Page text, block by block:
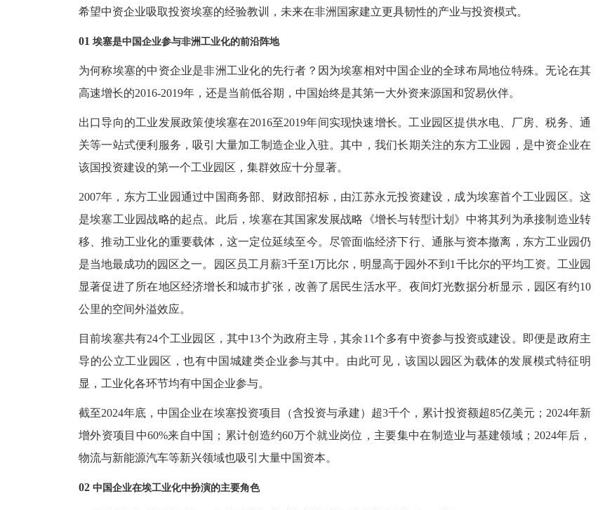
希望中资企业吸取投资埃塞的经验教训，未来在非洲国家建立更具韧性的产业与投资模式。
01 埃塞是中国企业参与非洲工业化的前沿阵地
为何称埃塞的中资企业是非洲工业化的先行者？因为埃塞相对中国企业的全球布局地位特殊。无论在其
高速增长的2016-2019年，还是当前低谷期，中国始终是其第一大外资来源国和贸易伙伴。
出口导向的工业发展政策使埃塞在2016至2019年间实现快速增长。工业园区提供水电、厂房、税务、通
关等一站式便利服务，吸引大量加工制造企业入驻。其中，我们长期关注的东方工业园，是中资企业在
该国投资建设的第一个工业园区，集群效应十分显著。
2007年，东方工业园通过中国商务部、财政部招标，由江苏永元投资建设，成为埃塞首个工业园区。这
是埃塞工业园战略的起点。此后，埃塞在其国家发展战略《增长与转型计划》中将其列为承接制造业转
移、推动工业化的重要载体，这一定位延续至今。尽管面临经济下行、通胀与资本撤离，东方工业园仍
是当地最成功的园区之一。园区员工月薪3千至1万比尔，明显高于园外不到1千比尔的平均工资。工业园
显著促进了所在地区经济增长和城市扩张，改善了居民生活水平。夜间灯光数据分析显示，园区有约10
公里的空间外溢效应。
目前埃塞共有24个工业园区，其中13个为政府主导，其余11个多有中资参与投资或建设。即便是政府主
导的公立工业园区，也有中国城建类企业参与其中。由此可见，该国以园区为载体的发展模式特征明
显，工业化各环节均有中国企业参与。
截至2024年底，中国企业在埃塞投资项目（含投资与承建）超3千个，累计投资额超85亿美元；2024年新
增外资项目中60%来自中国；累计创造约60万个就业岗位，主要集中在制造业与基建领域；2024年后，
物流与新能源汽车等新兴领域也吸引大量中国资本。
02 中国企业在埃工业化中扮演的主要角色